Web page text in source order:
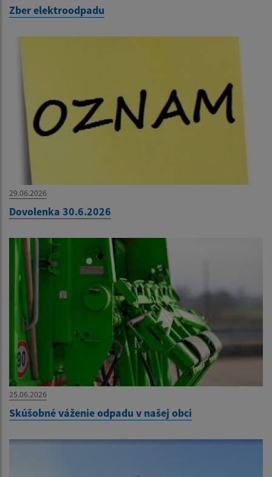
Zber elektroodpadu
29.06.2026
Dovolenka 30.6.2026
25.06.2026
Skúšobné váženie odpadu v našej obci